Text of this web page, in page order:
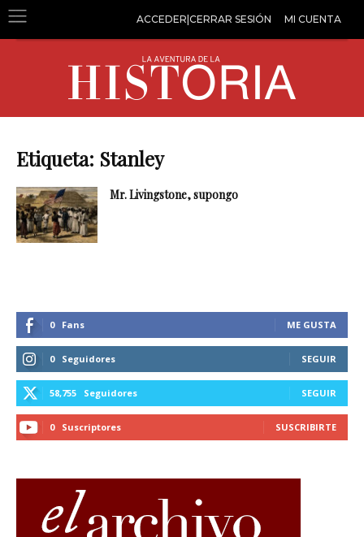
ACCEDER|CERRAR SESIÓN MI CUENTA
Etiqueta: Stanley
Mr. Livingstone, supongo
0 Fans ME GUSTA
0 Seguidores SEGUIR
58,755 Seguidores SEGUIR
0 Suscriptores SUSCRIBIRTE